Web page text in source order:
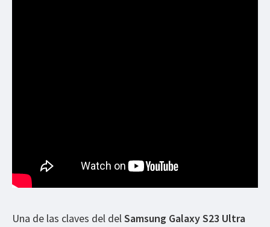
Una de las claves del delSamsung Galaxy S23 Ultra